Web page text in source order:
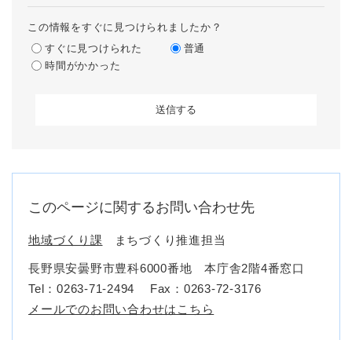
この情報をすぐに見つけられましたか？
すぐに見つけられた
普通
時間がかかった
このページに関するお問い合わせ先
地域づくり課 まちづくり推進担当
長野県安曇野市豊科6000番地 本庁舎2階4番窓口
Tel：0263-71-2494
Fax：0263-72-3176
メールでのお問い合わせはこちら